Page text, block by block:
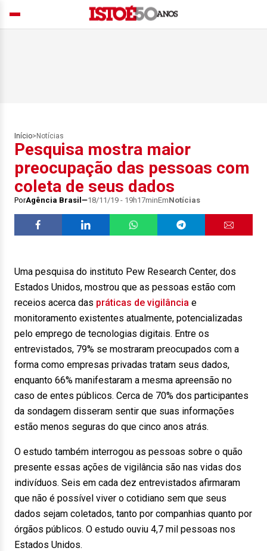
Início> Notícias
Pesquisa mostra maior
preocupação das pessoas com
coleta de seus dados
PorAgência Brasil 18/11/19 - 19h17minEmNotícias
Uma pesquisa do instituto Pew Research Center, dos
Estados Unidos, mostrou que as pessoas estão com
receios acerca das práticas de vigilância e
monitoramento existentes atualmente, potencializadas
pelo emprego de tecnologias digitais. Entre os
entrevistados, 79% se mostraram preocupados com a
forma como empresas privadas tratam seus dados,
enquanto 66% manifestaram a mesma apreensão no
caso de entes públicos. Cerca de 70% dos participantes
da sondagem disseram sentir que suas informações
estão menos seguras do que cinco anos atrás.
O estudo também interrogou as pessoas sobre o quão
presente essas ações de vigilância são nas vidas dos
indivíduos. Seis em cada dez entrevistados afirmaram
que não é possível viver o cotidiano sem que seus
dados sejam coletados, tanto por companhias quanto por
órgãos públicos. O estudo ouviu 4,7 mil pessoas nos
Estados Unidos.